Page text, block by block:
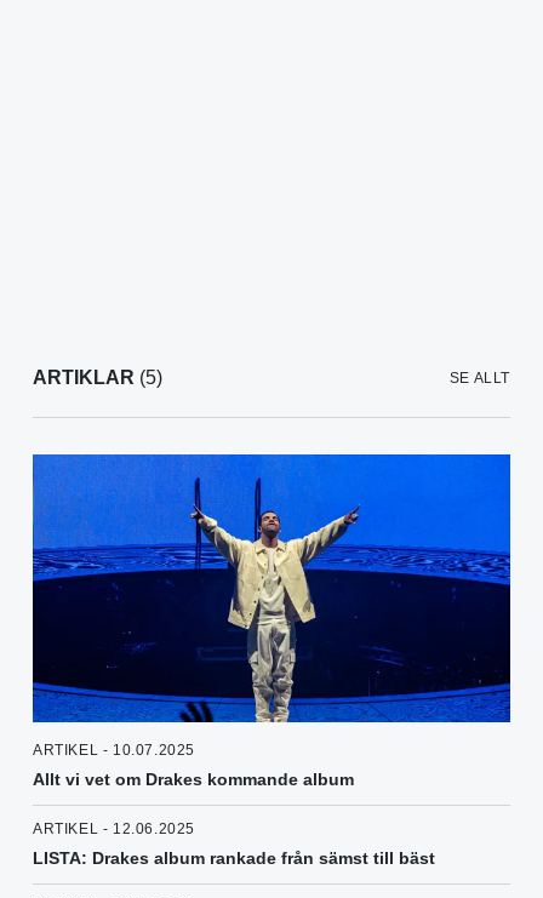
ARTIKLAR (5) SE ALLT
ARTIKEL - 10.07.2025
Allt vi vet om Drakes kommande album
ARTIKEL - 12.06.2025
LISTA: Drakes album rankade från sämst till bäst